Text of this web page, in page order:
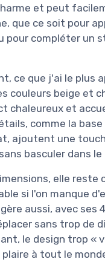
et peut
que ce soit pour
pour compléter un
ce que j'ai le plus
couleurs beige et
chaleureux et
comme la
ajoutent une
basculer dans le
elle reste
si l'on manque
aussi, avec ses
sans trop de
le design trop «
à tout le